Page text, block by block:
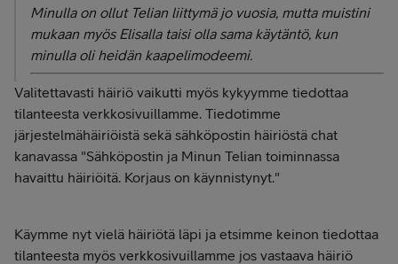
Minulla on ollut Telian liittymä jo vuosia, mutta muistini
mukaan myös Elisalla taisi olla sama käytäntö, kun
minulla oli heidän kaapelimodeemi.
Valitettavasti häiriö vaikutti myös kykyymme tiedottaa
tilanteesta verkkosivuillamme. Tiedotimme
järjestelmähäiriöistä sekä sähköpostin häiriöstä chat
kanavassa "Sähköpostin ja Minun Telian toiminnassa
havaittu häiriöitä. Korjaus on käynnistynyt."
Käymme nyt vielä häiriötä läpi ja etsimme keinon tiedottaa
tilanteesta myös verkkosivuillamme jos vastaava häiriö